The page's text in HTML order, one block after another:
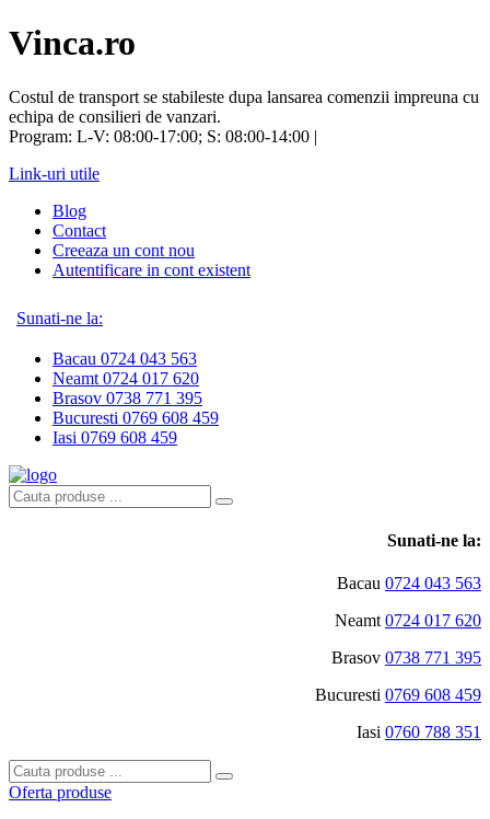
Vinca.ro
Costul de transport se stabileste dupa lansarea comenzii impreuna cu
echipa de consilieri de vanzari.
Program: L-V: 08:00-17:00; S: 08:00-14:00 |
Link-uri utile
Blog
Contact
Creeaza un cont nou
Autentificare in cont existent
Sunati-ne la:
Bacau 0724 043 563
Neamt 0724 017 620
Brasov 0738 771 395
Bucuresti 0769 608 459
Iasi 0769 608 459
Sunati-ne la:
Bacau 0724 043 563
Neamt0724 017 620
Brasov 0738 771 395
Bucuresti 0769 608 459
Iasi 0760 788 351
Oferta produse